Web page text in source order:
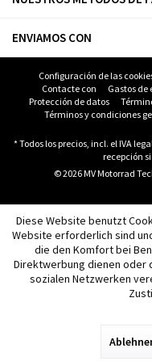
ENVIAMOS CON
Configuración de las
Contacte con
Gastos de
Protección de datos
Términos y condiciones
* Todos los precios, incl. el IVA
recepción
© 2026 MV Motorrad
Diese Website benutzt
Website erforderlich sind
die den Komfort bei
Direktwerbung dienen oder
sozialen Netzwerken